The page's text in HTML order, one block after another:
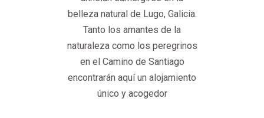
belleza natural de Lugo, Galicia.
Tanto los amantes de la
naturaleza como los peregrinos
en el Camino de Santiago
encontrarán aquí un alojamiento
único y acogedor